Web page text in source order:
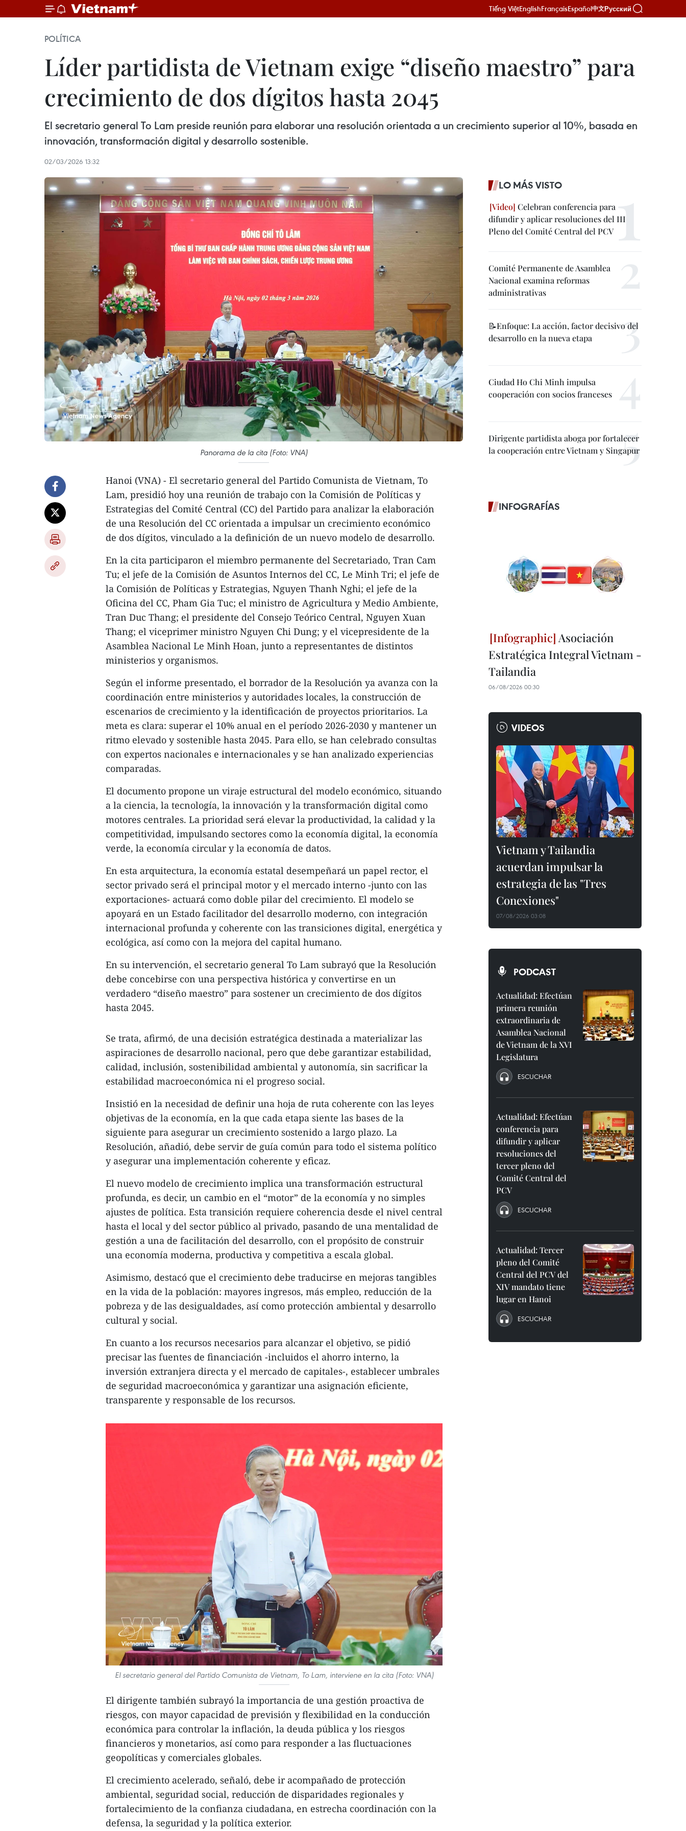
Tiếng ViệtEnglishFrançaisEspañol中文Русский
POLÍTICA
Líder partidista de Vietnam exige “diseño maestro” para
crecimiento de dos dígitos hasta 2045
El secretario general To Lam preside reunión para elaborar una resolución orientada a un crecimiento superior al 10%, basada en
innovación, transformación digital y desarrollo sostenible.
02/03/2026 13:32
Panorama de la cita (Foto: VNA)
Hanoi (VNA) - El secretario general del Partido Comunista de Vietnam, To
Lam, presidió hoy una reunión de trabajo con la Comisión de Políticas y
Estrategias del Comité Central (CC) del Partido para analizar la elaboración
de una Resolución del CC orientada a impulsar un crecimiento económico
de dos dígitos, vinculado a la definición de un nuevo modelo de desarrollo.
En la cita participaron el miembro permanente del Secretariado, Tran Cam
Tu; el jefe de la Comisión de Asuntos Internos del CC, Le Minh Tri; el jefe de
la Comisión de Políticas y Estrategias, Nguyen Thanh Nghi; el jefe de la
Oficina del CC, Pham Gia Tuc; el ministro de Agricultura y Medio Ambiente,
Tran Duc Thang; el presidente del Consejo Teórico Central, Nguyen Xuan
Thang; el viceprimer ministro Nguyen Chi Dung; y el vicepresidente de la
Asamblea Nacional Le Minh Hoan, junto a representantes de distintos
ministerios y organismos.
Según el informe presentado, el borrador de la Resolución ya avanza con la
coordinación entre ministerios y autoridades locales, la construcción de
escenarios de crecimiento y la identificación de proyectos prioritarios. La
meta es clara: superar el 10% anual en el período 2026-2030 y mantener un
ritmo elevado y sostenible hasta 2045. Para ello, se han celebrado consultas
con expertos nacionales e internacionales y se han analizado experiencias
comparadas.
El documento propone un viraje estructural del modelo económico, situando
a la ciencia, la tecnología, la innovación y la transformación digital como
motores centrales. La prioridad será elevar la productividad, la calidad y la
competitividad, impulsando sectores como la economía digital, la economía
verde, la economía circular y la economía de datos.
En esta arquitectura, la economía estatal desempeñará un papel rector, el
sector privado será el principal motor y el mercado interno -junto con las
exportaciones- actuará como doble pilar del crecimiento. El modelo se
apoyará en un Estado facilitador del desarrollo moderno, con integración
internacional profunda y coherente con las transiciones digital, energética y
ecológica, así como con la mejora del capital humano.
En su intervención, el secretario general To Lam subrayó que la Resolución
debe concebirse con una perspectiva histórica y convertirse en un
verdadero “diseño maestro” para sostener un crecimiento de dos dígitos
hasta 2045.
Se trata, afirmó, de una decisión estratégica destinada a materializar las
aspiraciones de desarrollo nacional, pero que debe garantizar estabilidad,
calidad, inclusión, sostenibilidad ambiental y autonomía, sin sacrificar la
estabilidad macroeconómica ni el progreso social.
Insistió en la necesidad de definir una hoja de ruta coherente con las leyes
objetivas de la economía, en la que cada etapa siente las bases de la
siguiente para asegurar un crecimiento sostenido a largo plazo. La
Resolución, añadió, debe servir de guía común para todo el sistema político
y asegurar una implementación coherente y eficaz.
El nuevo modelo de crecimiento implica una transformación estructural
profunda, es decir, un cambio en el “motor” de la economía y no simples
ajustes de política. Esta transición requiere coherencia desde el nivel central
hasta el local y del sector público al privado, pasando de una mentalidad de
gestión a una de facilitación del desarrollo, con el propósito de construir
una economía moderna, productiva y competitiva a escala global.
Asimismo, destacó que el crecimiento debe traducirse en mejoras tangibles
en la vida de la población: mayores ingresos, más empleo, reducción de la
pobreza y de las desigualdades, así como protección ambiental y desarrollo
cultural y social.
En cuanto a los recursos necesarios para alcanzar el objetivo, se pidió
precisar las fuentes de financiación -incluidos el ahorro interno, la
inversión extranjera directa y el mercado de capitales-, establecer umbrales
de seguridad macroeconómica y garantizar una asignación eficiente,
transparente y responsable de los recursos.
El secretario general del Partido Comunista de Vietnam, To Lam, interviene en la cita (Foto: VNA)
El dirigente también subrayó la importancia de una gestión proactiva de
riesgos, con mayor capacidad de previsión y flexibilidad en la conducción
económica para controlar la inflación, la deuda pública y los riesgos
financieros y monetarios, así como para responder a las fluctuaciones
geopolíticas y comerciales globales.
El crecimiento acelerado, señaló, debe ir acompañado de protección
ambiental, seguridad social, reducción de disparidades regionales y
fortalecimiento de la confianza ciudadana, en estrecha coordinación con la
defensa, la seguridad y la política exterior.
LO MÁS VISTO
Celebran conferencia para
difundir y aplicar resoluciones del III
Pleno del Comité Central del PCV
Comité Permanente de Asamblea
Nacional examina reformas
administrativas
📝Enfoque: La acción, factor decisivo del
desarrollo en la nueva etapa
Ciudad Ho Chi Minh impulsa
cooperación con socios franceses
Dirigente partidista aboga por fortalecer
la cooperación entre Vietnam y Singapur
INFOGRAFÍAS
Asociación
Estratégica Integral Vietnam -
Tailandia
06/08/2026 00:30
VIDEOS
Vietnam y Tailandia
acuerdan impulsar la
estrategia de las "Tres
Conexiones"
07/08/2026 03:08
PODCAST
Actualidad: Efectúan
primera reunión
extraordinaria de
Asamblea Nacional
de Vietnam de la XVI
Legislatura
ESCUCHAR
Actualidad: Efectúan
conferencia para
difundir y aplicar
resoluciones del
tercer pleno del
Comité Central del
PCV
ESCUCHAR
Actualidad: Tercer
pleno del Comité
Central del PCV del
XIV mandato tiene
lugar en Hanoi
ESCUCHAR